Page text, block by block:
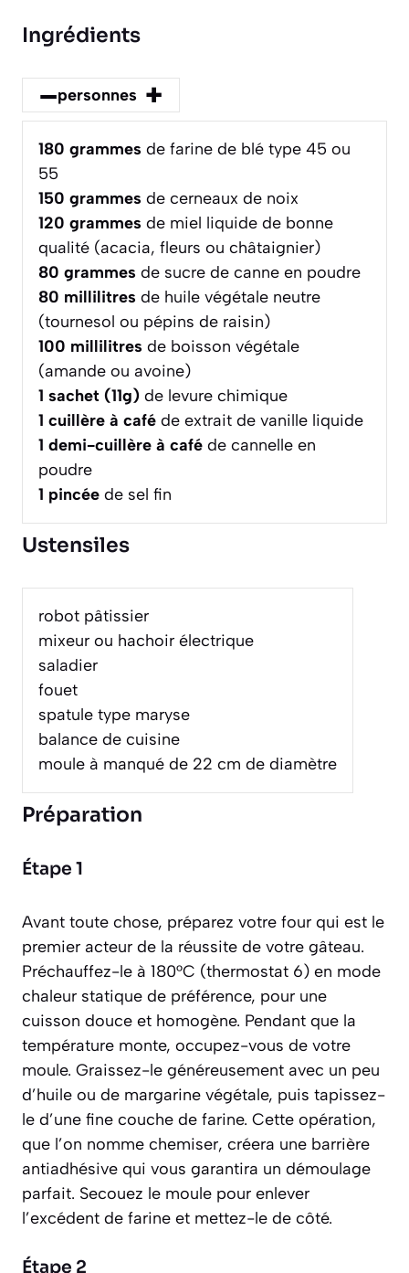
Ingrédients
–personnes +
180 grammes de farine de blé type 45 ou
55
150 grammes de cerneaux de noix
120 grammes de miel liquide de bonne
qualité (acacia, fleurs ou châtaignier)
80 grammes de sucre de canne en poudre
80 millilitres de huile végétale neutre
(tournesol ou pépins de raisin)
100 millilitres de boisson végétale
(amande ou avoine)
1 sachet (11g) de levure chimique
1 cuillère à café de extrait de vanille liquide
1 demi-cuillère à café de cannelle en
poudre
1 pincée de sel fin
Ustensiles
robot pâtissier
mixeur ou hachoir électrique
saladier
fouet
spatule type maryse
balance de cuisine
moule à manqué de 22 cm de diamètre
Préparation
Étape 1
Avant toute chose, préparez votre four qui est le
premier acteur de la réussite de votre gâteau.
Préchauffez-le à 180°C (thermostat 6) en mode
chaleur statique de préférence, pour une
cuisson douce et homogène. Pendant que la
température monte, occupez-vous de votre
moule. Graissez-le généreusement avec un peu
d’huile ou de margarine végétale, puis tapissez-
le d’une fine couche de farine. Cette opération,
que l’on nomme chemiser, créera une barrière
antiadhésive qui vous garantira un démoulage
parfait. Secouez le moule pour enlever
l’excédent de farine et mettez-le de côté.
Étape 2